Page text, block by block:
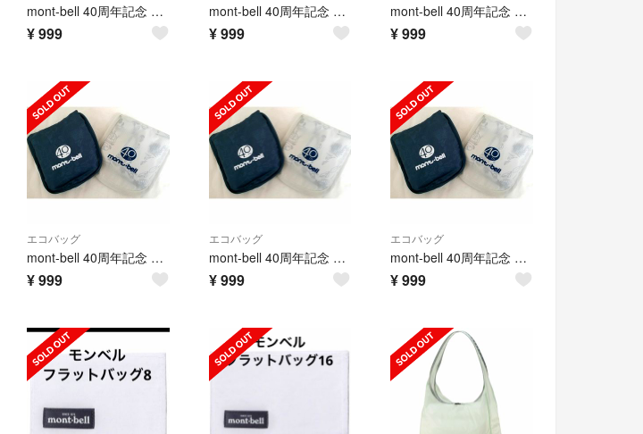
mont-bell 40周年記念 エコバッグショッピングバッグ トートバッグ 紺
¥999
mont-bell 40周年記念 エコバッグショッピングバッグ トートバッグ 紺
¥999
mont-bell 40周年記念 エコバッグショッピングバッグ トートバッグ 紺
¥999
エコバッグ
mont-bell 40周年記念 エコバッグショッピングバッグ トートバッグ 紺
¥999
エコバッグ
mont-bell 40周年記念 エコバッグショッピングバッグ トートバッグ 紺
¥999
エコバッグ
mont-bell 40周年記念 エコバッグショッピングバッグ トートバッグ
¥999